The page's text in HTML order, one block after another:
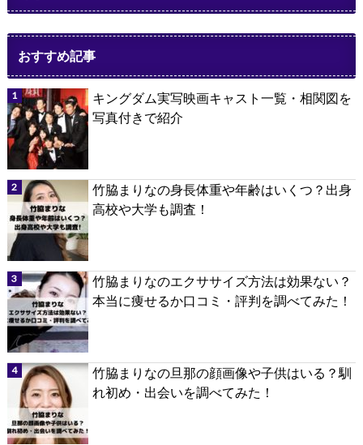
おすすめ記事
キングダム実写映画キャスト一覧・相関図を
写真付きで紹介
竹脇まりなの身長体重や年齢はいくつ？出身
高校や大学も調査！
竹脇まりなのエクササイズ方法は効果ない？
本当に痩せるか口コミ・評判を調べてみた！
竹脇まりなの旦那の顔画像や子供はいる？馴
れ初め・出会いを調べてみた！